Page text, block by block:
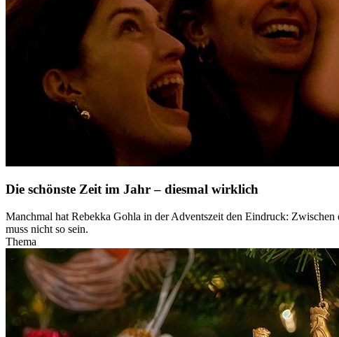
Die schönste Zeit im Jahr – diesmal wirklich
Manchmal hat Rebekka Gohla in der Adventszeit den Eindruck:
muss nicht so sein.
Thema